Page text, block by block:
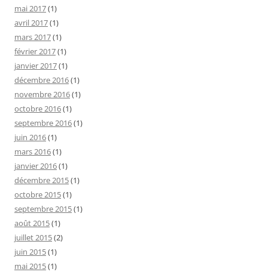
mai 2017(1)
avril 2017(1)
mars 2017(1)
février 2017(1)
janvier 2017(1)
décembre 2016(1)
novembre 2016(1)
octobre 2016(1)
septembre 2016(1)
juin 2016(1)
mars 2016(1)
janvier 2016(1)
décembre 2015(1)
octobre 2015(1)
septembre 2015(1)
août 2015(1)
juillet 2015(2)
juin 2015(1)
mai 2015(1)